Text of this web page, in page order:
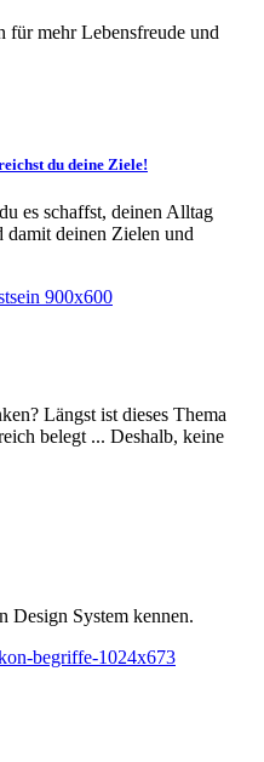
für mehr Lebensfreude und
du deine Ziele!
es schaffst, deinen Alltag
damit deinen Zielen und
Längst ist dieses Thema
belegt ... Deshalb, keine
Design System kennen.